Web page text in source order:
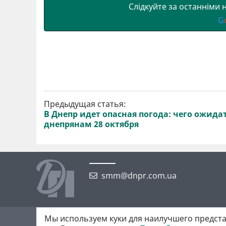
Слідкуйте за
G
Предыдущая статья:
В Днепр идет опасная погода: чего
днепрянам 28 октября
smm@dnpr.com.ua
©2026 https://dnpr.com.ua Дніпровська порадниця
Мы используем куки для наилучшего